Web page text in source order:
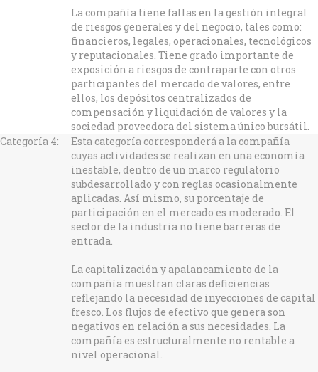
La compañía tiene fallas en la gestión integral
de riesgos generales y del negocio, tales como:
financieros, legales, operacionales, tecnológicos
y reputacionales. Tiene grado importante de
exposición a riesgos de contraparte con otros
participantes del mercado de valores, entre
ellos, los depósitos centralizados de
compensación y liquidación de valores y la
sociedad proveedora del sistema único bursátil.
Categoría 4:
Esta categoría corresponderá a la compañía
cuyas actividades se realizan en una economía
inestable, dentro de un marco regulatorio
subdesarrollado y con reglas ocasionalmente
aplicadas. Así mismo, su porcentaje de
participación en el mercado es moderado. El
sector de la industria no tiene barreras de
entrada.
La capitalización y apalancamiento de la
compañía muestran claras deficiencias
reflejando la necesidad de inyecciones de capital
fresco. Los flujos de efectivo que genera son
negativos en relación a sus necesidades. La
compañía es estructuralmente no rentable a
nivel operacional.